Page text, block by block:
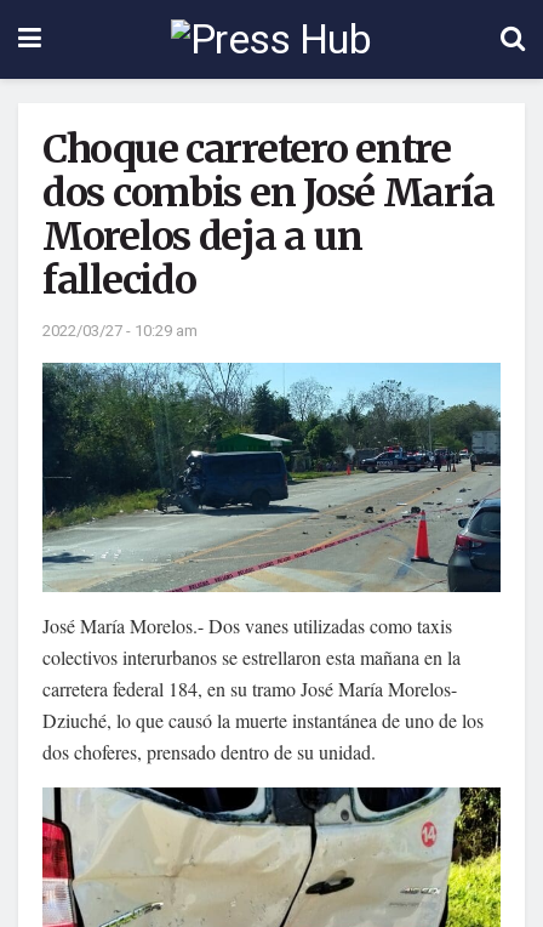
Choque carretero entre
dos combis en José María
Morelos deja a un
fallecido
2022/03/27 - 10:29 am
José María Morelos.- Dos vanes utilizadas como taxis
colectivos interurbanos se estrellaron esta mañana en la
carretera federal 184, en su tramo José María Morelos-
Dziuché, lo que causó la muerte instantánea de uno de los
dos choferes, prensado dentro de su unidad.